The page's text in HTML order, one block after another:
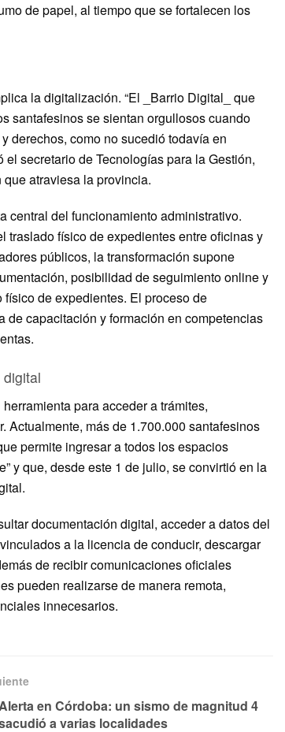
de papel, al tiempo que se fortalecen los
la digitalización. “El _Barrio Digital_ que
santafesinos se sientan orgullosos cuando
derechos, como no sucedió todavía en
secretario de Tecnologías para la Gestión,
atraviesa la provincia.
central del funcionamiento administrativo.
físico de expedientes entre oficinas y
públicos, la transformación supone
posibilidad de seguimiento online y
de expedientes. El proceso de
de capacitación y formación en competencias
para acceder a trámites,
más de 1.700.000 santafesinos
permite ingresar a todos los espacios
y que, desde este 1 de julio, se convirtió en la
documentación digital, acceder a datos del
a la licencia de conducir, descargar
de recibir comunicaciones oficiales
pueden realizarse de manera remota,
innecesarios.
en Córdoba: un sismo de magnitud 4
a varias localidades